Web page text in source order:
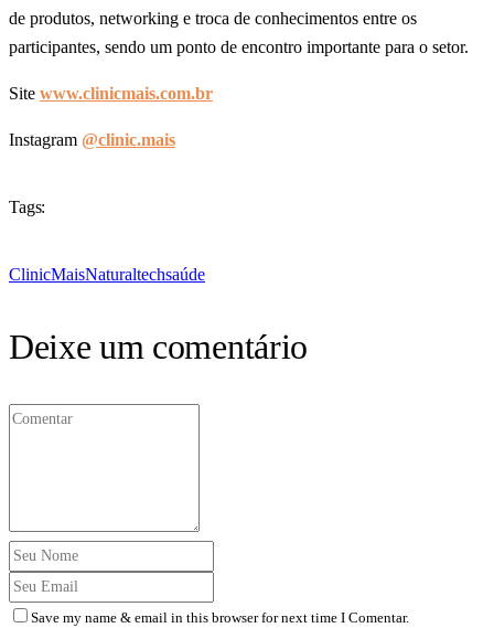
de produtos, networking e troca de conhecimentos entre os
participantes, sendo um ponto de encontro importante para o setor.
Site www.clinicmais.com.br
Instagram @clinic.mais
Tags:
ClinicMaisNaturaltechsaúde
Deixe um comentário
Save my name & email in this browser for next time I Comentar.